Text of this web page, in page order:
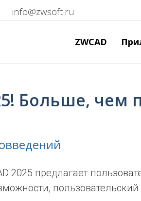
info@zwsoft.ru
ZWCAD
Больше, чем
2025 предлагает